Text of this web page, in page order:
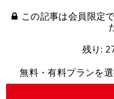
この記事は会員限定
残り:
無料・有料プランを